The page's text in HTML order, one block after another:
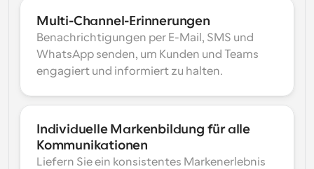
Multi-Channel-Erinnerungen
Benachrichtigungen per E-Mail, SMS und
WhatsApp senden, um Kunden und Teams
engagiert und informiert zu halten.
Individuelle Markenbildung für alle
Kommunikationen
Liefern Sie ein konsistentes Markenerlebnis